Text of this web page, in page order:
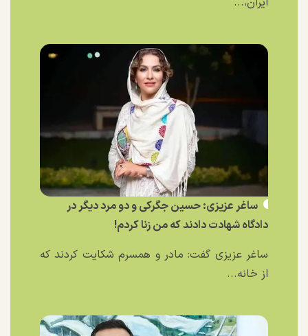
ساغر عزیزی: حسین جگرکی و دو مرد دیگر در
دادگاه شهادت دادند که من زنا کردم!
ساغر عزیزی گفت: مادر و همسرم شکایت کردند که
از خانه...